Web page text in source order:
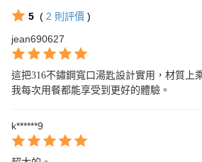
5 ( 2 則評價 )
jean690627
這把316不鏽鋼寬口湯匙設計實用，材質上
我每次用餐都能享受到更好的體驗。
k******9